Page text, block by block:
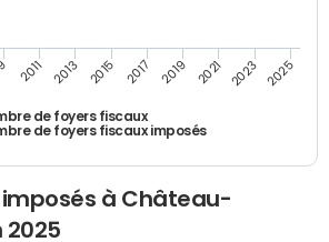
de foyers fiscaux
de foyers fiscaux imposés
2011 2013 2015 2017 2019 2021 2023 2025
imposés à Château-
2025